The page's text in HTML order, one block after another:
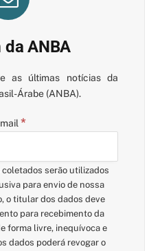
ANBA
as últimas notícias da
Árabe (ANBA).
*
serão utilizados
para envio de nossa
o titular dos dados deve
para recebimento da
forma livre, inequívoca e
dados poderá revogar o